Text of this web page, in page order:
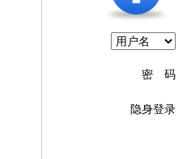
密 码
隐身登录